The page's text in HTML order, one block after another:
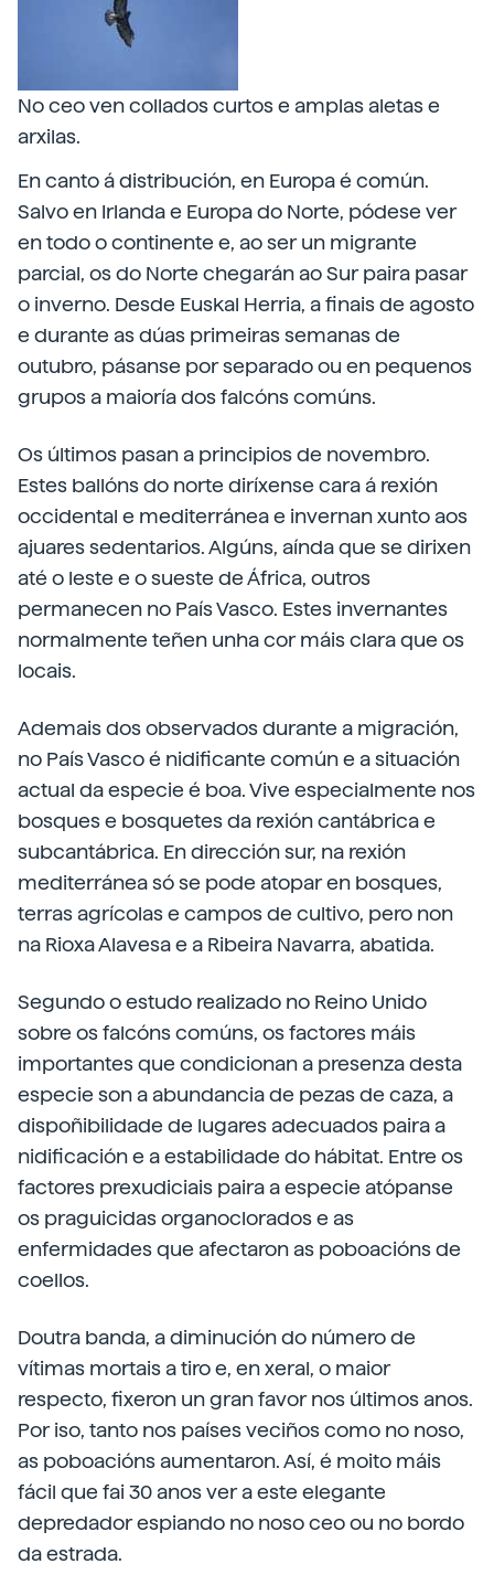
No ceo ven collados curtos e amplas aletas e
arxilas.
En canto á distribución, en Europa é común.
Salvo en Irlanda e Europa do Norte, pódese ver
en todo o continente e, ao ser un migrante
parcial, os do Norte chegarán ao Sur paira pasar
o inverno. Desde Euskal Herria, a finais de agosto
e durante as dúas primeiras semanas de
outubro, pásanse por separado ou en pequenos
grupos a maioría dos falcóns comúns.
Os últimos pasan a principios de novembro.
Estes ballóns do norte diríxense cara á rexión
occidental e mediterránea e invernan xunto aos
ajuares sedentarios. Algúns, aínda que se dirixen
até o leste e o sueste de África, outros
permanecen no País Vasco. Estes invernantes
normalmente teñen unha cor máis clara que os
locais.
Ademais dos observados durante a migración,
no País Vasco é nidificante común e a situación
actual da especie é boa. Vive especialmente nos
bosques e bosquetes da rexión cantábrica e
subcantábrica. En dirección sur, na rexión
mediterránea só se pode atopar en bosques,
terras agrícolas e campos de cultivo, pero non
na Rioxa Alavesa e a Ribeira Navarra, abatida.
Segundo o estudo realizado no Reino Unido
sobre os falcóns comúns, os factores máis
importantes que condicionan a presenza desta
especie son a abundancia de pezas de caza, a
dispoñibilidade de lugares adecuados paira a
nidificación e a estabilidade do hábitat. Entre os
factores prexudiciais paira a especie atópanse
os praguicidas organoclorados e as
enfermidades que afectaron as poboacións de
coellos.
Doutra banda, a diminución do número de
vítimas mortais a tiro e, en xeral, o maior
respecto, fixeron un gran favor nos últimos anos.
Por iso, tanto nos países veciños como no noso,
as poboacións aumentaron. Así, é moito máis
fácil que fai 30 anos ver a este elegante
depredador espiando no noso ceo ou no bordo
da estrada.